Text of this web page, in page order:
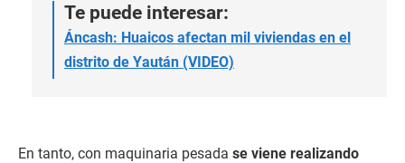
Te puede interesar:
Áncash: Huaicos afectan mil viviendas en el
distrito de Yaután (VIDEO)
En tanto, con maquinaria pesada se viene realizando